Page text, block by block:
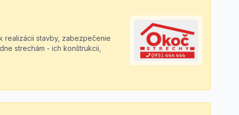
realizácii stavby, zabezpečenie
strechám - ich konštrukcii,